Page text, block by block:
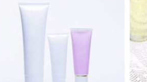
Eメール
プライバシーポリシーをご確認ください。